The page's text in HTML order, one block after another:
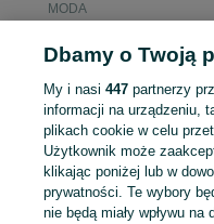
MODA
KATEGORIA
Mapa kategorii
Mapa miejscowości
Dbamy o Twoją
My i nasi 447partnerzy
informacji na urządzeniu,
plikach cookie w celu
Użytkownik może
klikając poniżej lub w
prywatności. Te wybory
nie będą miały wpływu na